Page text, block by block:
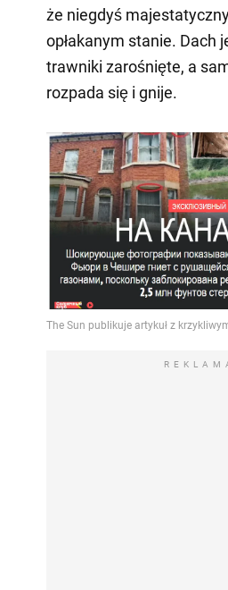
że niegdyś
opłakanym stanie. Dach
trawniki zarośnięte, a
rozpada się i gnije.